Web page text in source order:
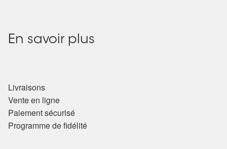
En savoir plus
Livraisons
Vente en ligne
Paiement sécurisé
Programme de fidélité